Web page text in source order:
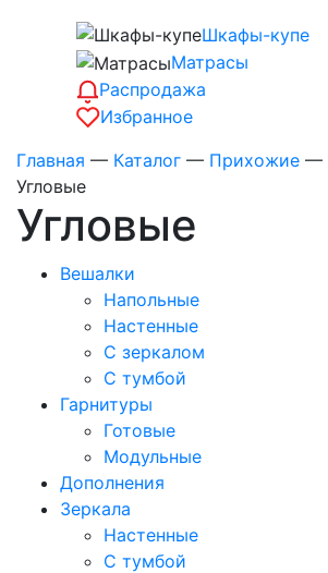
Шкафы-купе
Матрасы
Распродажа
Избранное
Главная — Каталог — Прихожие —
Угловые
Угловые
Вешалки
Напольные
Настенные
С зеркалом
С тумбой
Гарнитуры
Готовые
Модульные
Дополнения
Зеркала
Настенные
С тумбой